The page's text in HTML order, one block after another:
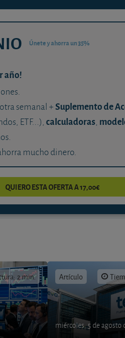
Únete y ahorra un 35%
año!
semanal +Suplemento de
ETF...), calculadoras,
mucho dinero.
QUIERO ESTA OFERTA A 17,00€
2 min. Artículo
miércoles, 5 de agosto